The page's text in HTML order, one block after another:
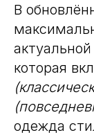
В
которая
одежда